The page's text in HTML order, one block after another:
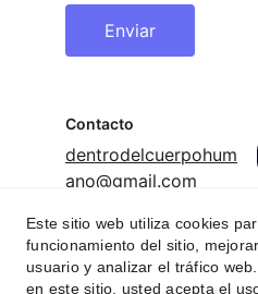
Contacto
dentrodelcuerpohum
ano@gmail.com
Enviar
Este sitio web utiliza cookies
funcionamiento del sitio,
usuario y analizar el tráfico
en este sitio, usted acepta el